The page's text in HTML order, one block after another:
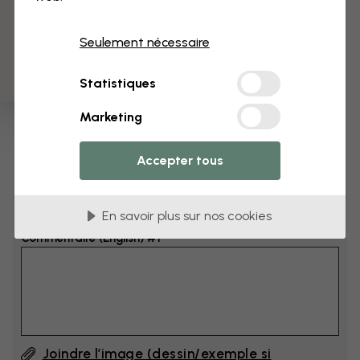
Ajoutez 6–10 cm à la largeur et à la hauteur
Ajouter un commentaire
Commentaire (English) #1
Joindre l’image (dessin/exemple si
Seulement nécessaire
Statistiques
Marketing
Accepter tous
En savoir plus sur nos cookies